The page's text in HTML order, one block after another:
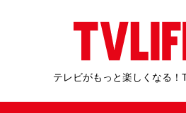
テレビがもっと楽しくなる！